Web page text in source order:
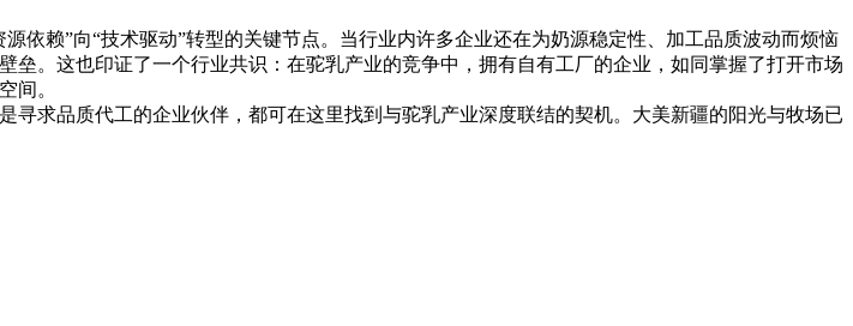
依赖”向“技术驱动”转型的关键节点。当行业内许多企业还在为奶源稳定性、加工品质波动而烦恼
。这也印证了一个行业共识：在驼乳产业的竞争中，拥有自有工厂的企业，如同掌握了打开市场
间。
求品质代工的企业伙伴，都可在这里找到与驼乳产业深度联结的契机。大美新疆的阳光与牧场已